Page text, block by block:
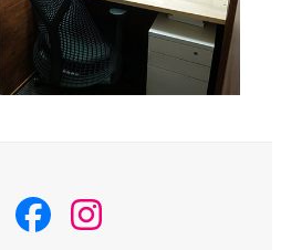
TwitterFacebook